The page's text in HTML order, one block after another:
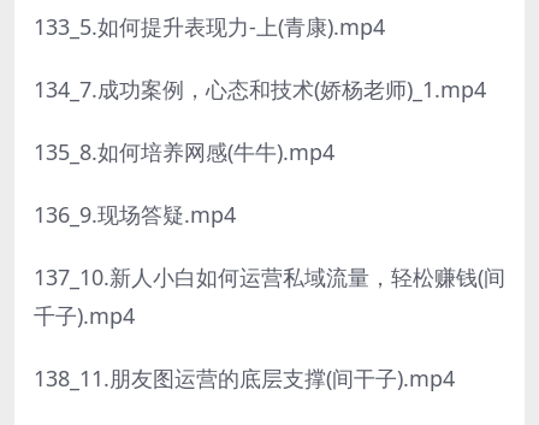
133_5.如何提升表现力-上(青康).mp4
134_7.成功案例，心态和技术(娇杨老师)_1.mp4
135_8.如何培养网感(牛牛).mp4
136_9.现场答疑.mp4
137_10.新人小白如何运营私域流量，轻松赚钱(间
千子).mp4
138_11.朋友图运营的底层支撑(间干子).mp4